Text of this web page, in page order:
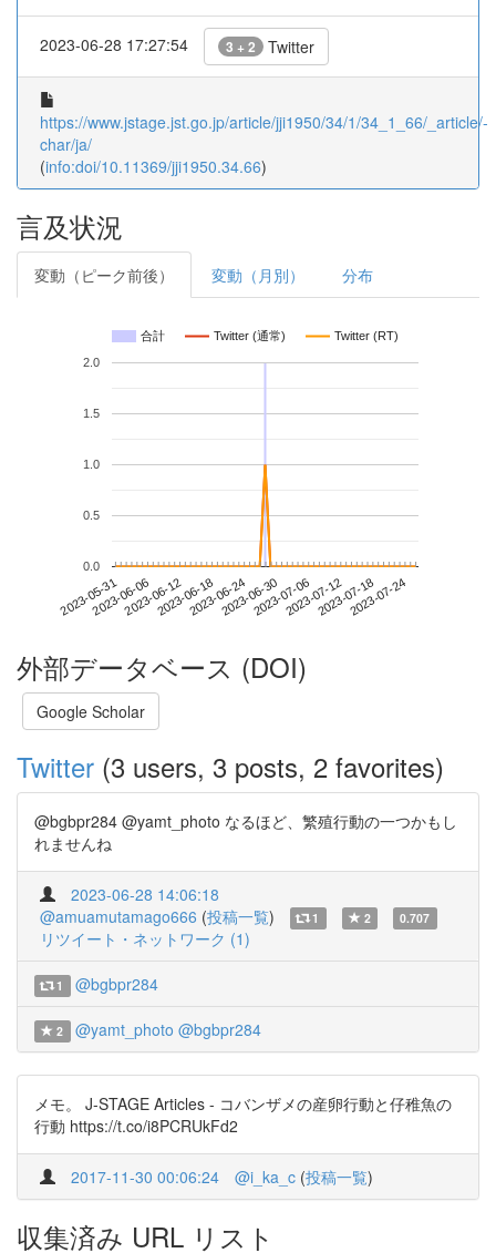
2023-06-28 17:27:54 3 + 2 Twitter
https://www.jstage.jst.go.jp/article/jji1950/34/1/34_1_66/_article/-
char/ja/
(info:doi/10.11369/jji1950.34.66)
言及状況
変動（ピーク前後） 変動（月別） 分布
合計 Twitter (通常) Twitter (RT)
2023-05-312023-06-062023-06-122023-06-182023-06-242023-06-302023-07-062023-07-122023-07-182023-07-24
0.0
0.5
1.0
1.5
2.0
外部データベース (DOI)
Google Scholar
Twitter (3 users, 3 posts, 2 favorites)
@bgbpr284 @yamt_photo なるほど、繁殖行動の一つかもし
れませんね
2023-06-28 14:06:18
@amuamutamago666 (投稿一覧) 1 2 0.707
リツイート・ネットワーク (1)
1 @bgbpr284
2 @yamt_photo @bgbpr284
メモ。 J-STAGE Articles - コバンザメの産卵行動と仔稚魚の
行動 https://t.co/i8PCRUkFd2
2017-11-30 00:06:24 @i_ka_c (投稿一覧)
収集済み URL リスト